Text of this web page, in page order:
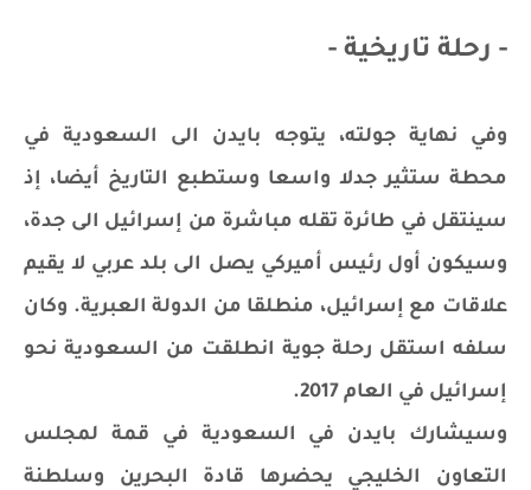
- رحلة تاريخية -
وفي نهاية جولته، يتوجه بايدن الى السعودية في
محطة ستثير جدلا واسعا وستطبع التاريخ أيضا، إذ
سينتقل في طائرة تقله مباشرة من إسرائيل الى جدة،
وسيكون أول رئيس أميركي يصل الى بلد عربي لا يقيم
علاقات مع إسرائيل، منطلقا من الدولة العبرية. وكان
سلفه استقل رحلة جوية انطلقت من السعودية نحو
إسرائيل في العام 2017.
وسيشارك بايدن في السعودية في قمة لمجلس
التعاون الخليجي يحضرها قادة البحرين وسلطنة